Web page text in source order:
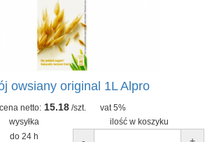
owsiany original 1L Alpro
cena netto: 15.18/szt.
vat 5%
wysyłka
ilość w koszyku
do 24 h